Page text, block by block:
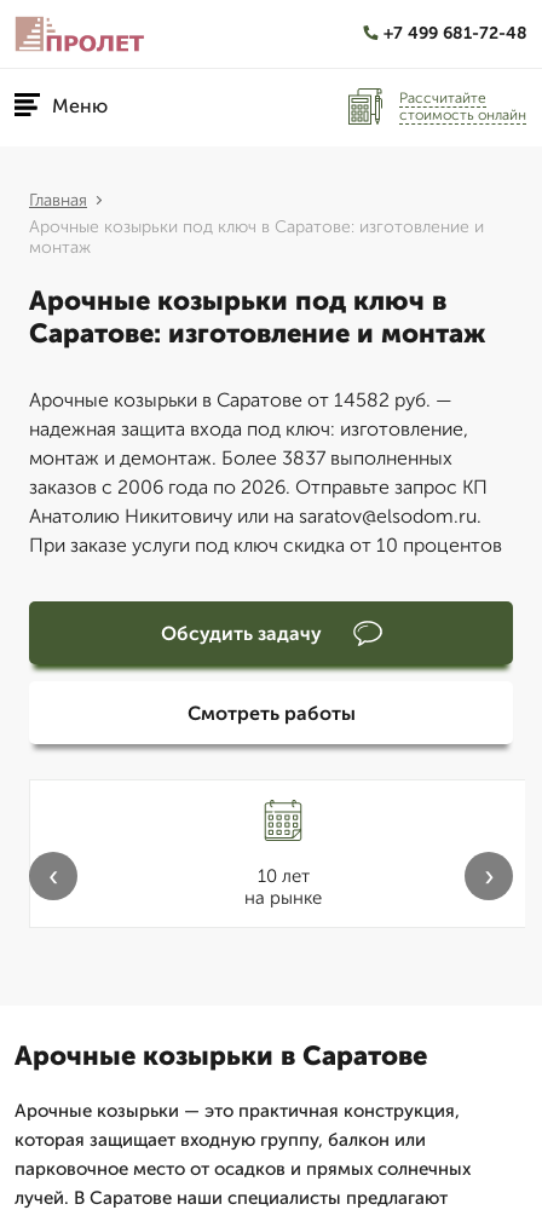
+7 499 681-72-48
Меню
Рассчитайте
стоимость онлайн
Главная
Арочные козырьки под ключ в Саратове: изготовление и
монтаж
Арочные козырьки под ключ в
Саратове: изготовление и монтаж
Арочные козырьки в Саратове от 14582 руб. —
надежная защита входа под ключ: изготовление,
монтаж и демонтаж. Более 3837 выполненных
заказов с 2006 года по 2026. Отправьте запрос КП
Анатолию Никитовичу или на saratov@elsodom.ru.
При заказе услуги под ключ скидка от 10 процентов
Обсудить задачу
Смотреть работы
10 лет
на рынке
‹ ›
Арочные козырьки в Саратове
Арочные козырьки — это практичная конструкция,
которая защищает входную группу, балкон или
парковочное место от осадков и прямых солнечных
лучей. В Саратове наши специалисты предлагают